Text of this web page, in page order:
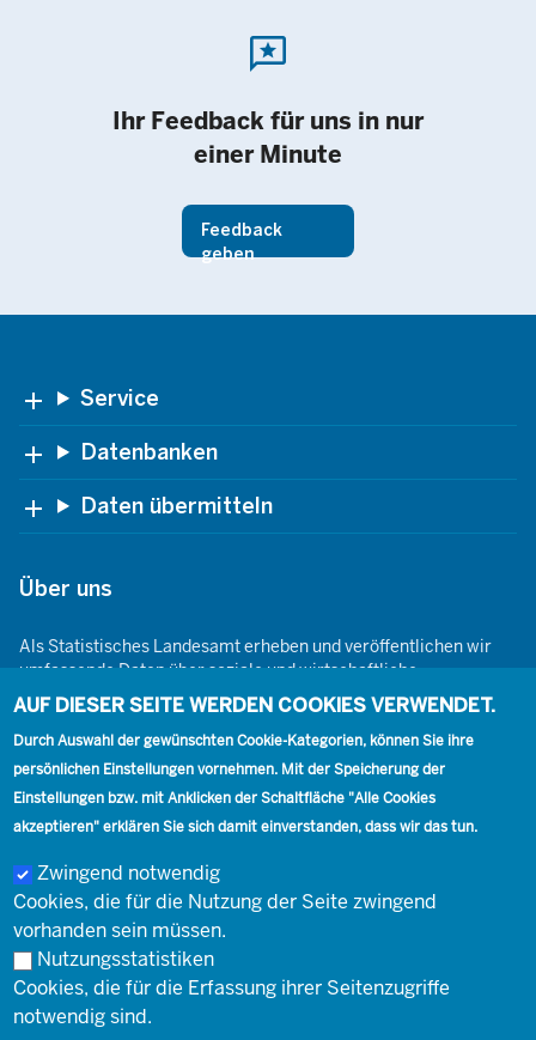
reviews
Ihr Feedback für uns in nur
einer Minute
Feedback
geben
Footer Service
Datenbanken
Daten übermitteln
Über uns
Als Statistisches Landesamt erheben und veröffentlichen wir
umfassende Daten über soziale und wirtschaftliche
Gegebenheiten. Dabei sind wir den Grundsätzen der Neutralität,
Objektivität, wissenschaftlichen Unabhängigkeit und der
statistischen Geheimhaltung verpflichtet.
Footer
Kontakt
Kontakt Presse Karriere
Social
Footer
Impressum
© Landesbetrieb Information und Technik Nordrhein-Westfalen
(IT.NRW)
AUF DIESER SEITE WERDEN COOKIES VERWENDET.
Durch Auswahl der gewünschten Cookie-Kategorien, können Sie ihre
persönlichen Einstellungen vornehmen. Mit der Speicherung der
Einstellungen bzw. mit Anklicken der Schaltfläche "Alle Cookies
akzeptieren" erklären Sie sich damit einverstanden, dass wir das tun.
Zwingend notwendig
Cookies, die für die Nutzung der Seite zwingend
vorhanden sein müssen.
Nutzungsstatistiken
Cookies, die für die Erfassung ihrer Seitenzugriffe
notwendig sind.